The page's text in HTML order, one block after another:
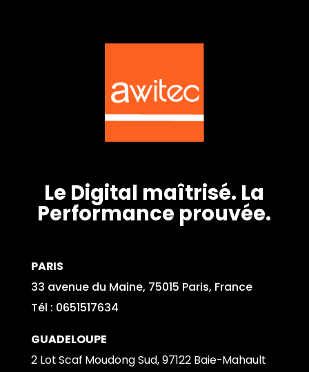
Le Digital maîtrisé. La
Performance prouvée.
PARIS
33 avenue du Maine, 75015 Paris, France
Tél : 0651517634
GUADELOUPE
2 Lot Scaf Moudong Sud, 97122 Baie-Mahault